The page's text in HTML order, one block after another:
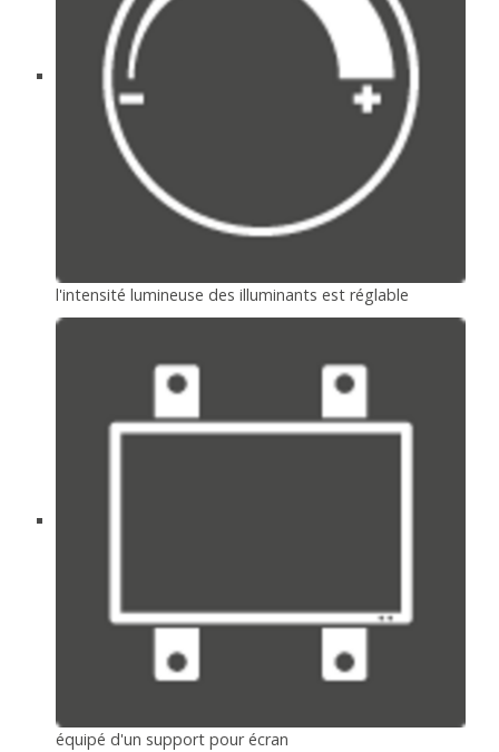
l'intensité lumineuse des illuminants est réglable
équipé d'un support pour écran